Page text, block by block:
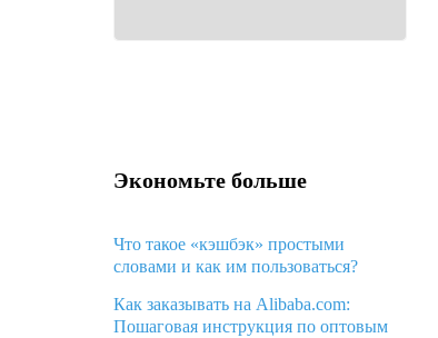
Экономьте больше
Что такое «кэшбэк» простыми
словами и как им пользоваться?
Как заказывать на Alibaba.com:
Пошаговая инструкция по оптовым